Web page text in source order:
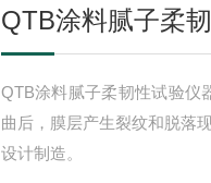
QTB涂料腻子柔
QTB涂料腻子柔韧性试验仪
曲后，膜层产生裂纹和脱落
设计制造。